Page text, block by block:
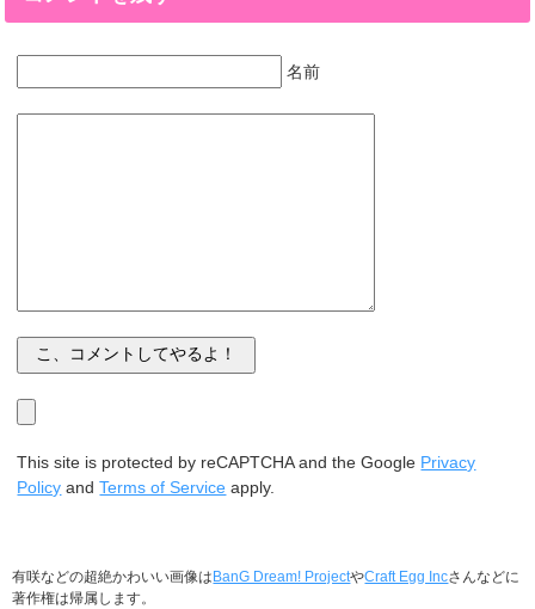
名前
This site is protected by reCAPTCHA and the Google Privacy
Policy andTerms of Service apply.
有咲などの超絶かわいい画像はBanG Dream! ProjectやCraft Egg Incさんなどに
著作権は帰属します。